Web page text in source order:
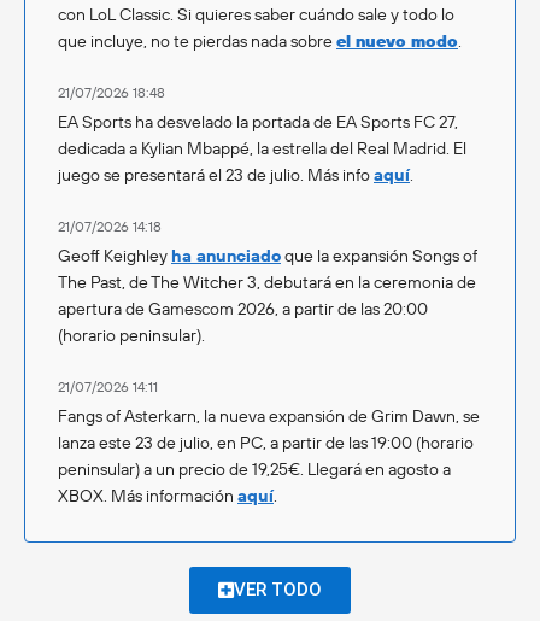
con LoL Classic. Si quieres saber cuándo sale y todo lo
que incluye, no te pierdas nada sobreel nuevo modo.
21/07/2026 18:48
EA Sports ha desvelado la portada de EA Sports FC 27,
dedicada a Kylian Mbappé, la estrella del Real Madrid. El
juego se presentará el 23 de julio. Más infoaquí.
21/07/2026 14:18
Geoff Keighley ha anunciadoque la expansión Songs of
The Past, de The Witcher 3, debutará en la ceremonia de
apertura de Gamescom 2026, a partir de las 20:00
(horario peninsular).
21/07/2026 14:11
Fangs of Asterkarn, la nueva expansión de Grim Dawn, se
lanza este 23 de julio, en PC, a partir de las 19:00 (horario
peninsular) a un precio de 19,25€. Llegará en agosto a
XBOX. Más información aquí.
VER TODO